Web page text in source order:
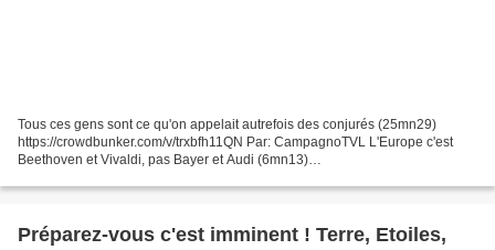
Tous ces gens sont ce qu'on appelait autrefois des conjurés (25mn29)
https://crowdbunker.com/v/trxbfh11QN Par: CampagnoTVL L'Europe c'est
Beethoven et Vivaldi, pas Bayer et Audi (6mn13)
Préparez-vous c'est imminent ! Terre, Etoiles,